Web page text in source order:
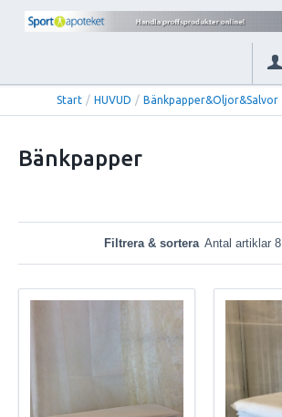
Start / HUVUD / Bänkpapper&Oljor&Salvor
Bänkpapper
Filtrera & sortera Antal artiklar 8